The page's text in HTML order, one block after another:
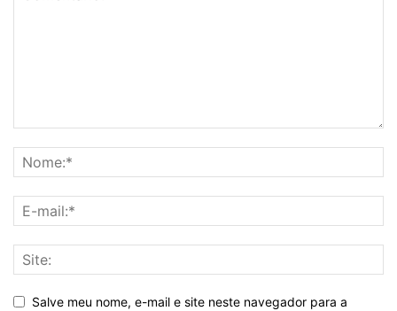
Salve meu nome, e-mail e site neste navegador para a